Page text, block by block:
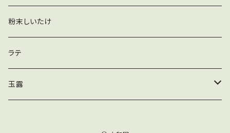
玄米茶ティーバッグ
かりがねほうじ茶ティーバッグ
黒豆入りかりがねほうじ茶ティーバッグ
抹茶
ほうじ茶
煎茶
粉末しいたけ
ラテ
玉露